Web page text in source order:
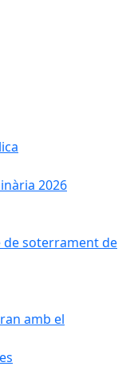
2026
soterrament de
amb el